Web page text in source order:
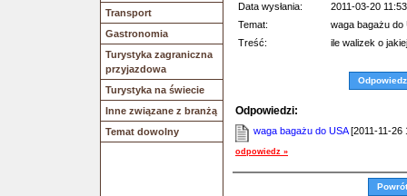
Transport
Gastronomia
Turystyka zagraniczna
przyjazdowa
Turystyka na świecie
Inne związane z branżą
Temat dowolny
Data wysłania:
2011-03-20 11:53
Temat:
waga bagażu do
Treść:
ile walizek o
Odpowiedz
Odpowiedzi:
waga bagażu do USA[2011-11-26
odpowiedz »